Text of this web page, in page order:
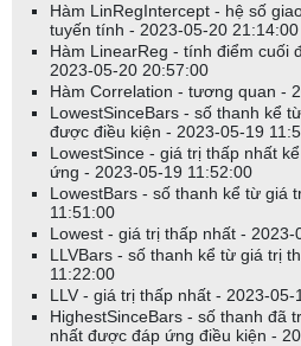
Hàm LinRegIntercept - hệ số
tuyến tính - 2023-05-20 21:14:00
Hàm LinearReg - tính điểm cuối
2023-05-20 20:57:00
Hàm Correlation - tương quan -
LowestSinceBars - số thanh kể
được điều kiện - 2023-05-19
LowestSince - giá trị thấp nhất
ứng - 2023-05-19 11:52:00
LowestBars - số thanh kể từ giá
11:51:00
Lowest - giá trị thấp nhất - 2023-
LLVBars - số thanh kể từ giá trị
11:22:00
LLV - giá trị thấp nhất - 2023-05-
HighestSinceBars - số thanh đã
nhất được đáp ứng điều kiện -